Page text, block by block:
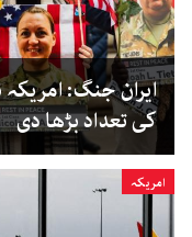
ایران جنگ:
کی تعداد بڑھا دی
امریکہ